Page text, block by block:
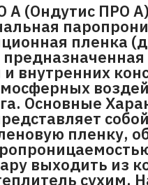
A (Ондутис ПРО
пленка
внутренних
Основные
пленку,
выходить из
сухим.